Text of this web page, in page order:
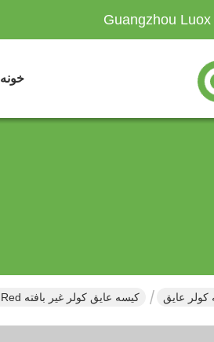
Guangzhou
خونه
کولر عایق کیسه عایق کولر غیر بافته Rosh Eco Red برای ذخیره سازی